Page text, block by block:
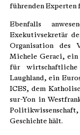
führenden Experten
Ebenfalls
Exekutivsekretär
Organisation des
Michele Geraci,
für
Laughland, ein
ICES, dem
sur-Yon in
Geschichte hält.